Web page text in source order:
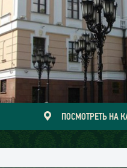
ПОСМОТРЕТЬ НА